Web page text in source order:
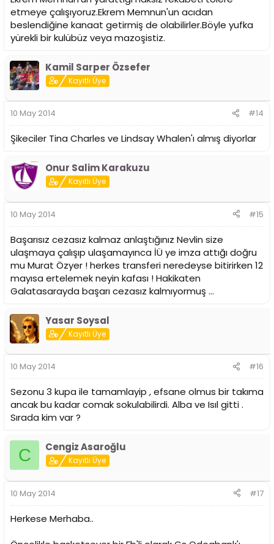
etmeye çalışıyoruz.Ekrem Memnun'un acıdan
beslendiğine kanaat getirmiş de olabilirler.Böyle yufka
yürekli bir kulübüz veya mazoşistiz.
Kamil Sarper Özsefer
Kayıtlı Üye
10 May 2014 #14
Şikeciler Tina Charles ve Lindsay Whalen'ı almış diyorlar
Onur Salim Karakuzu
Kayıtlı Üye
10 May 2014 #15
Başarısız cezasız kalmaz anlaştığınız Nevlin size
ulaşmaya çalışıp ulaşamayınca İÜ ye imza attığı doğru
mu Murat Özyer ! herkes transferi neredeyse bitirirken 12
mayısa ertelemek neyin kafası ! Hakikaten
Galatasarayda başarı cezasız kalmıyormuş ...
Yasar Soysal
Kayıtlı Üye
10 May 2014 #16
Sezonu 3 kupa ile tamamlayip , efsane olmus bir takıma
ancak bu kadar comak sokulabilirdi. Alba ve Isıl gitti .
Sırada kim var ?
C Cengiz Asaroğlu
Kayıtlı Üye
10 May 2014 #17
Herkese Merhaba..